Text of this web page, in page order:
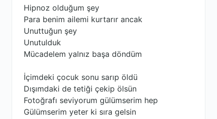
Hipnoz olduğum şey
Para benim ailemi kurtarır ancak
Unuttuğun şey
Unutulduk
Mücadelem yalnız başa döndüm
İçimdeki çocuk sonu sarıp öldü
Dışımdaki de tetiği çekip ölsün
Fotoğrafı seviyorum gülümserim hep
Gülümserim yeter ki sıra gelsin